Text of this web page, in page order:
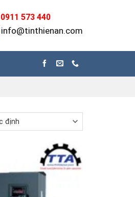
0911 573 440
info@tinthienan.com